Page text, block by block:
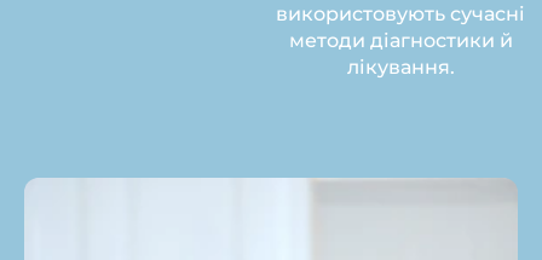
використовують сучасні
методи діагностики й
лікування.